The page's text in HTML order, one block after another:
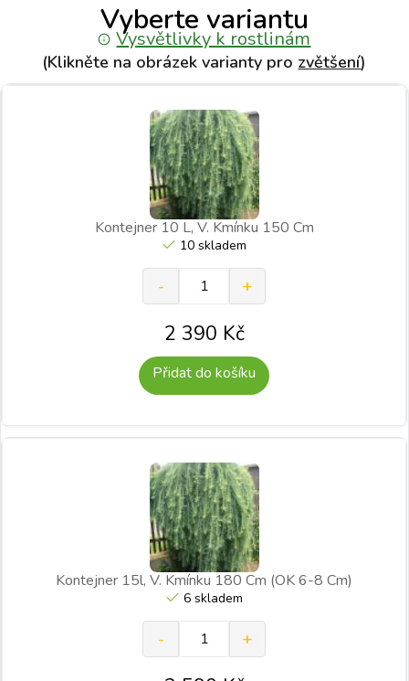
Vyberte variantu
Vysvětlivky k rostlinám
(Klikněte na obrázek varianty pro zvětšení)
Kontejner 10 L, V. Kmínku 150 Cm
10 skladem
2 390 Kč
Přidat do košíku
Kontejner 15l, V. Kmínku 180 Cm (OK 6-8 Cm)
6 skladem